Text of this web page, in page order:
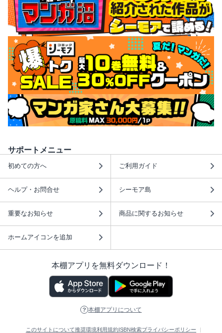
サポートメニュー
初めての方へ ご利用ガイド
ヘルプ・お問合せ シーモア島
重要なお知らせ 商品に関するお知らせ
ホームアイコンを追加
本棚アプリを無料ダウンロード！
本棚アプリについて
このサイトについて推奨環境利用規約 ISBN検索プライバシーポリシー